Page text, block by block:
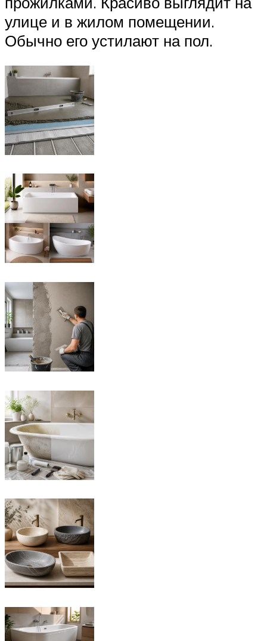
улице и в жилом помещении.
Обычно его устилают на пол.